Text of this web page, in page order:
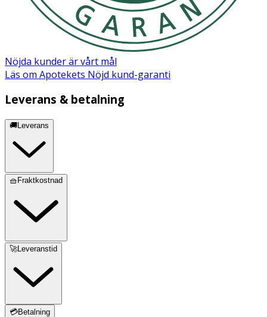
Nöjda kunder är vårt mål
Läs om Apotekets Nöjd kund-garanti
Leverans & betalning
🚚Leverans
🧺Fraktkostnad
🚀Leveranstid
💳Betalning